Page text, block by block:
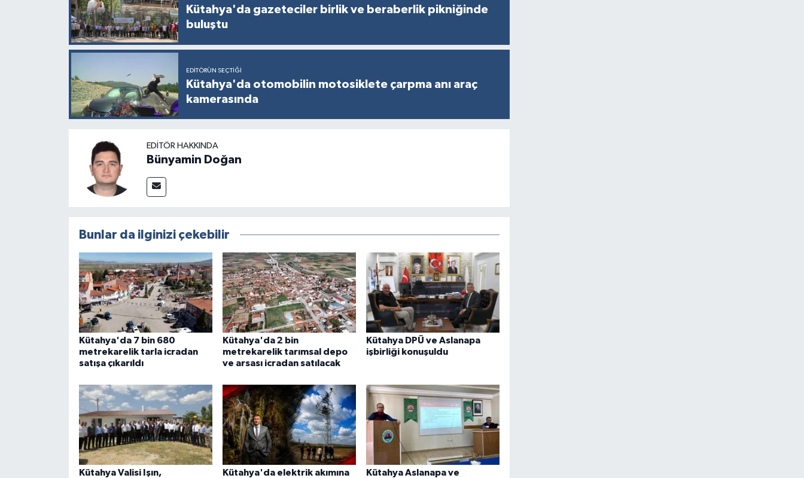
Kütahya'da gazeteciler birlik ve beraberlik pikniğinde
buluştu
EDITÖRÜN SEÇTIĞI
Kütahya'da otomobilin motosiklete çarpma anı araç
kamerasında
EDITÖR HAKKINDA
Bünyamin Doğan
Bunlar da ilginizi çekebilir
Kütahya'da 7 bin 680
metrekarelik tarla icradan
satışa çıkarıldı
Kütahya'da 2 bin
metrekarelik tarımsal depo
ve arsası icradan satılacak
Kütahya DPÜ ve Aslanapa
işbirliği konuşuldu
Kütahya Valisi Işın,
Kütahya'da elektrik akımına
Kütahya Aslanapa ve